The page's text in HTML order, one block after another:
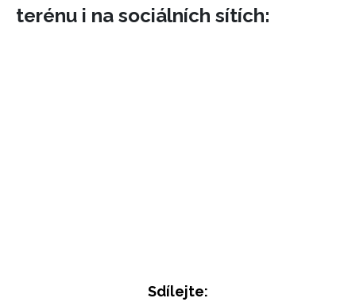
terénu i na sociálních sítích:
Sdílejte: